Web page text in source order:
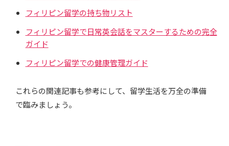
フィリピン留学の持ち物リスト
フィリピン留学で日常英会話をマスターするための完全
ガイド
フィリピン留学での健康管理ガイド
これらの関連記事も参考にして、留学生活を万全の準備
で臨みましょう。